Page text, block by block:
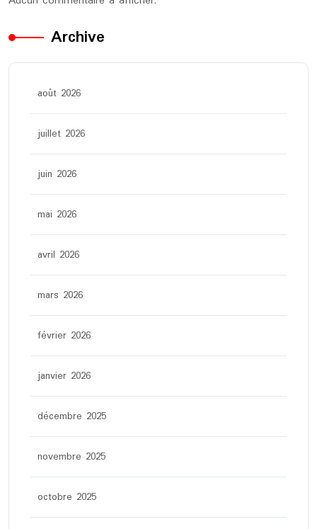
Archive
août 2026
juillet 2026
juin 2026
mai 2026
avril 2026
mars 2026
février 2026
janvier 2026
décembre 2025
novembre 2025
octobre 2025